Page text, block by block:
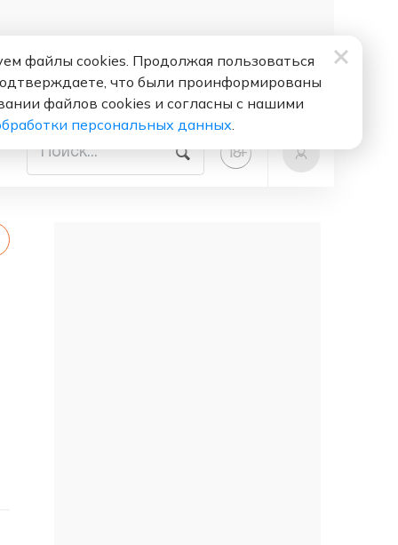
18+
файлы cookies. Продолжая пользоваться
что были проинформированы
файлов cookies и согласны с нашими
персональных данных.